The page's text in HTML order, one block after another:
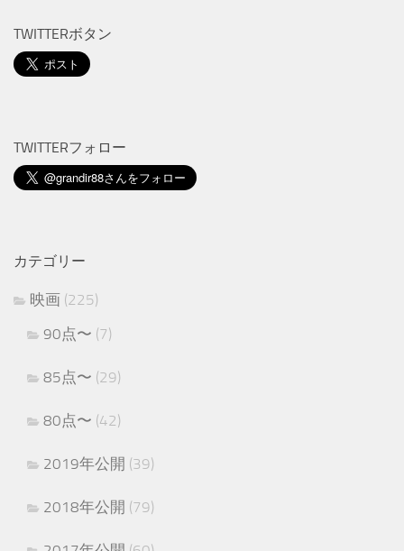
TWITTERボタン
TWITTERフォロー
カテゴリー
映画 (225)
90点〜 (7)
85点〜 (29)
80点〜 (42)
2019年公開 (39)
2018年公開 (79)